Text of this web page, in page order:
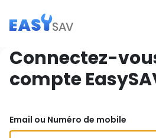
Connectez-
compte
Email ou Numéro de mobile